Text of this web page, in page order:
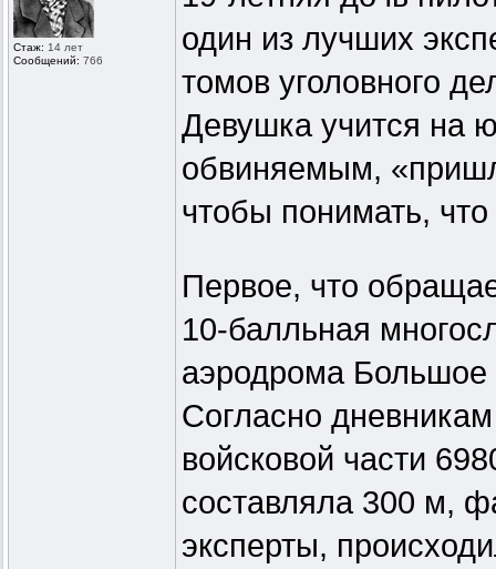
Стаж: 14 лет
Сообщений: 766
один из лучших
томов уголовного
Девушка учится на
обвиняемым,
чтобы понимать,
Первое, что
10-балльная
аэродрома Большое
Согласно
войсковой части
составляла 300 м,
эксперты,